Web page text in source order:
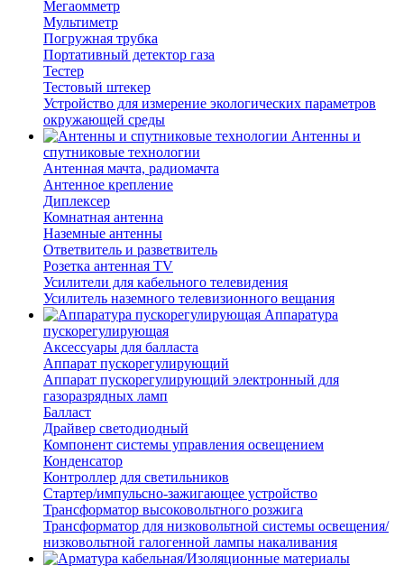
Мегаомметр
Мультиметр
Погружная трубка
Портативный детектор газа
Тестер
Тестовый штекер
Устройство для измерение экологических параметров
окружающей среды
Антенны и
спутниковые технологии
Антенная мачта, радиомачта
Антенное крепление
Диплексер
Комнатная антенна
Наземные антенны
Ответвитель и разветвитель
Розетка антенная TV
Усилители для кабельного телевидения
Усилитель наземного телевизионного вещания
Аппаратура
пускорегулирующая
Аксессуары для балласта
Аппарат пускорегулирующий
Аппарат пускорегулирующий электронный для
газоразрядных ламп
Балласт
Драйвер светодиодный
Компонент системы управления освещением
Конденсатор
Контроллер для светильников
Стартер/импульсно-зажигающее устройство
Трансформатор высоковольтного розжига
Трансформатор для низковольтной системы освещения/
низковольтной галогенной лампы накаливания